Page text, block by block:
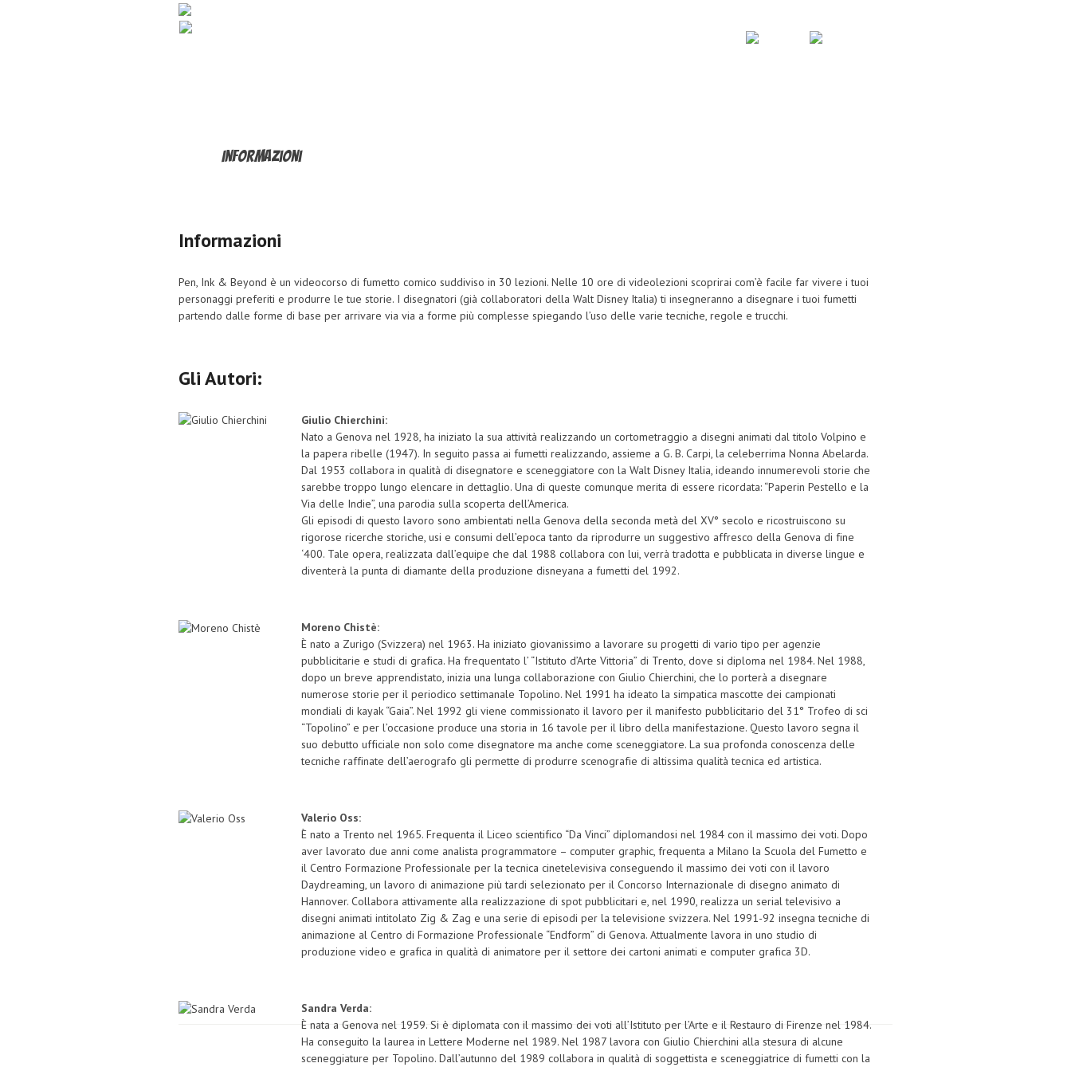
Informazioni
Informazioni
Pen, Ink & Beyond è un videocorso di fumetto comico suddiviso in 30 lezioni. Nelle 10 ore di videolezioni scoprirai com’è facile far vivere i tuoi
personaggi preferiti e produrre le tue storie. I disegnatori (già collaboratori della Walt Disney Italia) ti insegneranno a disegnare i tuoi fumetti
partendo dalle forme di base per arrivare via via a forme più complesse spiegando l’uso delle varie tecniche, regole e trucchi.
Gli Autori:
Giulio Chierchini:
Nato a Genova nel 1928, ha iniziato la sua attività realizzando un cortometraggio a disegni animati dal titolo Volpino e
la papera ribelle (1947). In seguito passa ai fumetti realizzando, assieme a G. B. Carpi, la celeberrima Nonna Abelarda.
Dal 1953 collabora in qualità di disegnatore e sceneggiatore con la Walt Disney Italia, ideando innumerevoli storie che
sarebbe troppo lungo elencare in dettaglio. Una di queste comunque merita di essere ricordata: “Paperin Pestello e la
Via delle Indie”, una parodia sulla scoperta dell’America.
Gli episodi di questo lavoro sono ambientati nella Genova della seconda metà del XV° secolo e ricostruiscono su
rigorose ricerche storiche, usi e consumi dell’epoca tanto da riprodurre un suggestivo affresco della Genova di fine
‘400. Tale opera, realizzata dall’equipe che dal 1988 collabora con lui, verrà tradotta e pubblicata in diverse lingue e
diventerà la punta di diamante della produzione disneyana a fumetti del 1992.
Moreno Chistè:
È nato a Zurigo (Svizzera) nel 1963. Ha iniziato giovanissimo a lavorare su progetti di vario tipo per agenzie
pubblicitarie e studi di grafica. Ha frequentato l’ “Istituto d’Arte Vittoria” di Trento, dove si diploma nel 1984. Nel 1988,
dopo un breve apprendistato, inizia una lunga collaborazione con Giulio Chierchini, che lo porterà a disegnare
numerose storie per il periodico settimanale Topolino. Nel 1991 ha ideato la simpatica mascotte dei campionati
mondiali di kayak “Gaia”. Nel 1992 gli viene commissionato il lavoro per il manifesto pubblicitario del 31° Trofeo di sci
“Topolino” e per l’occasione produce una storia in 16 tavole per il libro della manifestazione. Questo lavoro segna il
suo debutto ufficiale non solo come disegnatore ma anche come sceneggiatore. La sua profonda conoscenza delle
tecniche raffinate dell’aerografo gli permette di produrre scenografie di altissima qualità tecnica ed artistica.
Valerio Oss:
È nato a Trento nel 1965. Frequenta il Liceo scientifico “Da Vinci” diplomandosi nel 1984 con il massimo dei voti. Dopo
aver lavorato due anni come analista programmatore – computer graphic, frequenta a Milano la Scuola del Fumetto e
il Centro Formazione Professionale per la tecnica cinetelevisiva conseguendo il massimo dei voti con il lavoro
Daydreaming, un lavoro di animazione più tardi selezionato per il Concorso Internazionale di disegno animato di
Hannover. Collabora attivamente alla realizzazione di spot pubblicitari e, nel 1990, realizza un serial televisivo a
disegni animati intitolato Zig & Zag e una serie di episodi per la televisione svizzera. Nel 1991-92 insegna tecniche di
animazione al Centro di Formazione Professionale “Endform” di Genova. Attualmente lavora in uno studio di
produzione video e grafica in qualità di animatore per il settore dei cartoni animati e computer grafica 3D.
Sandra Verda:
È nata a Genova nel 1959. Si è diplomata con il massimo dei voti all’Istituto per l’Arte e il Restauro di Firenze nel 1984.
Ha conseguito la laurea in Lettere Moderne nel 1989. Nel 1987 lavora con Giulio Chierchini alla stesura di alcune
sceneggiature per Topolino. Dall’autunno del 1989 collabora in qualità di soggettista e sceneggiatrice di fumetti con la